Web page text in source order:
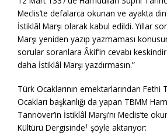
Meclis’te defalarca okunan ve ayakta
İstiklâl Marşı olarak kabul edildi. Yıllar
Marşı yeniden yazıp yazmaması
sorular soranlara Âkif’in cevabı
daha İstiklâl Marşı yazdırmasın.”
Türk Ocaklarının emektarlarından Fethi
Ocakları başkanlığı da yapan TBMM
Tanrıöver’in İstiklâl Marşı’nı Meclis’te
Kültürü Dergisinde1 şöyle aktarıyor: